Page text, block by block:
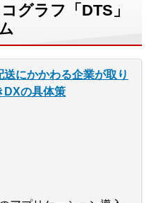
グラフ「DTS」
送にかかわる企業が取り
DXの具体策